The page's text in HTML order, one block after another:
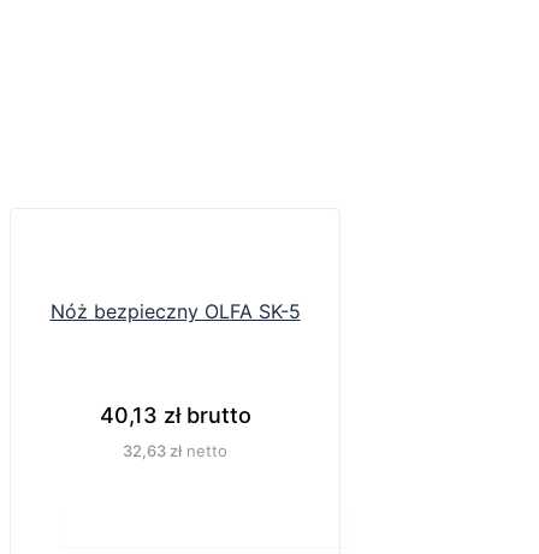
Nóż bezpieczny OLFA SK-5
40,13 złbrutto
32,63 złnetto